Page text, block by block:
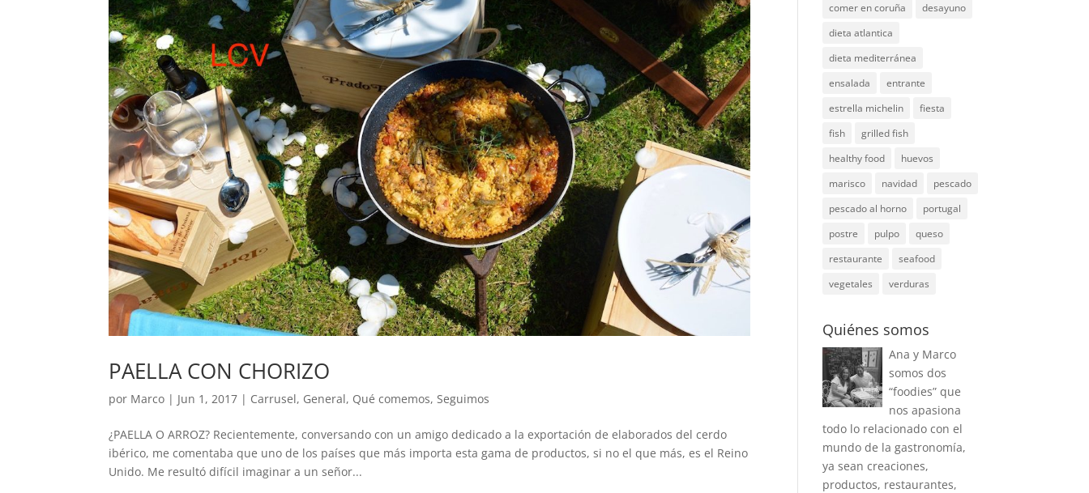
PAELLA CON CHORIZO
por Marco | Jun 1, 2017 | Carrusel, General, Qué comemos,Seguimos
¿PAELLA O ARROZ? Recientemente, conversando con un amigo dedicado a la exportación de elaborados del cerdo
ibérico, me comentaba que uno de los países que más importa esta gama de productos, si no el que más, es el Reino
Unido. Me resultó difícil imaginar a un señor...
comer en coruña
desayuno
dieta atlantica
dieta mediterránea
ensalada
entrante
estrella michelin
fiesta
fish
grilled fish
healthy food
huevos
marisco
navidad
pescado
pescado al horno
portugal
postre
pulpo
queso
restaurante
seafood
vegetales
verduras
Quiénes somos
Ana y Marco
somos dos
“foodies” que
nos apasiona
todo lo relacionado con el
mundo de la gastronomía,
ya sean creaciones,
productos, restaurantes,